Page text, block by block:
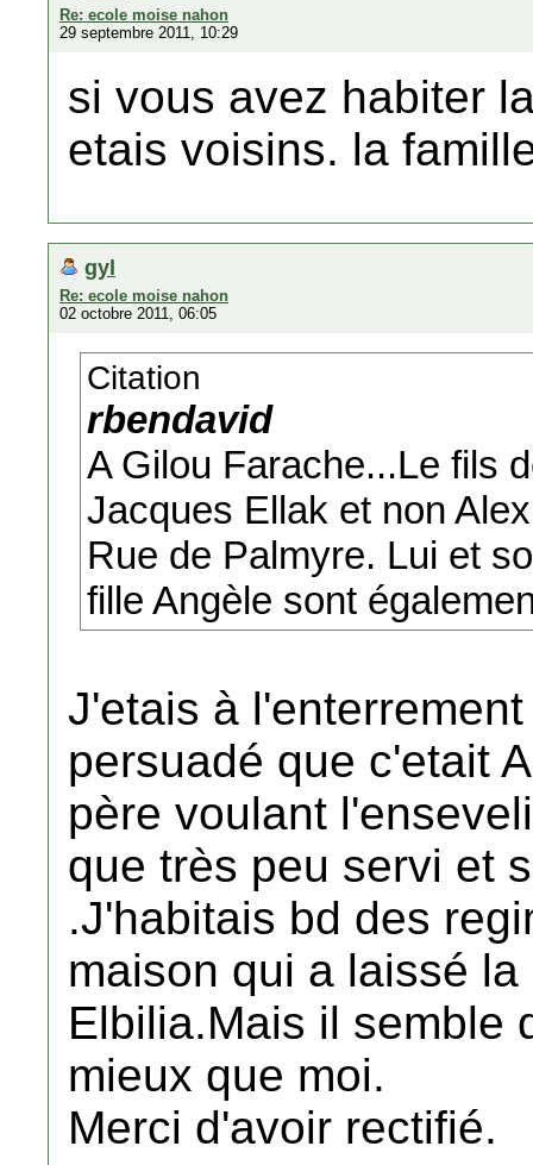
Re: ecole moise nahon
29 septembre 2011, 10:29
si vous avez habiter
etais voisins. la
gyl
Re: ecole moise nahon
02 octobre 2011, 06:05
Citation
rbendavid
A Gilou Farache...Le fils
Jacques Ellak et non
Rue de Palmyre. Lui et
fille Angèle sont
J'etais à
persuadé que c'etait
père voulant
que très peu servi et
.J'habitais bd des
maison qui a laissé
Elbilia.Mais il semble
mieux que moi.
Merci d'avoir rectifié.